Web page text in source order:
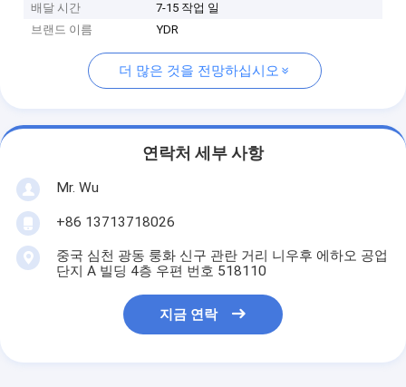
배달 시간
7-15 작업 일
브랜드 이름
YDR
더 많은 것을 전망하십시오
연락처 세부 사항
Mr. Wu
+86 13713718026
중국 심천 광동 룽화 신구 관란 거리 니우후 에하오 공업
단지 A 빌딩 4층 우편 번호 518110
지금 연락